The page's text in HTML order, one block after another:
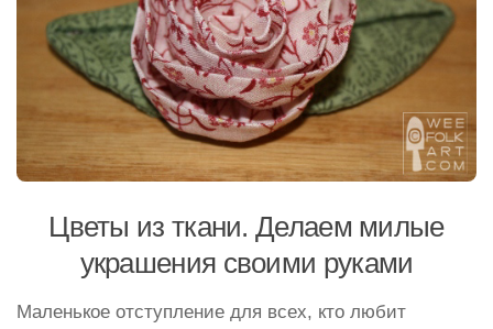
Цветы из ткани. Делаем милые
украшения своими руками
Маленькое отступление для всех, кто любит